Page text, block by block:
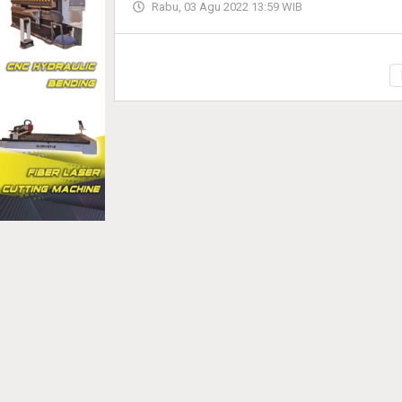
Rabu, 03 Agu 2022 13:59 WIB